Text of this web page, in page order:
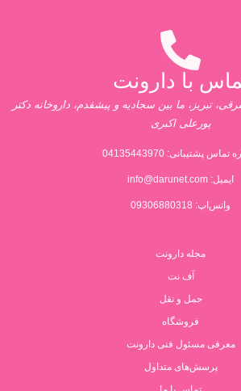
با دارونت
تبریز، ما بین سجادیه و پیشقدم، داروخانه دکتر
پورعلی اکبری
تماس پشتیبانی: 04135443970
ایمیل: info@darunet.com
واتس‌اپ: 09306880318
مجله دارونت
آف نت
حمل و نقل
فروشگاه
معرفی مسئول فنی دارونت
پرسش‌های متداول